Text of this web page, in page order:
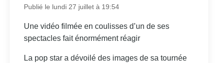
Publié le lundi 27 juillet à 19:54
Une vidéo filmée en coulisses d’un de ses
spectacles fait énormément réagir
La pop star a dévoilé des images de sa tournée